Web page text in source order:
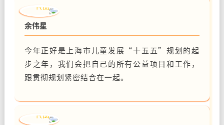
余伟星
今年正好是上海市儿童发展“十五五”规划的起
步之年，我们会把自己的所有公益项目和工作，
跟贯彻规划紧密结合在一起。